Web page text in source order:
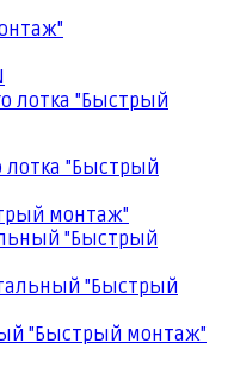
лотка "Быстрый
лотка "Быстрый
монтаж"
"Быстрый
"Быстрый
"Быстрый монтаж"